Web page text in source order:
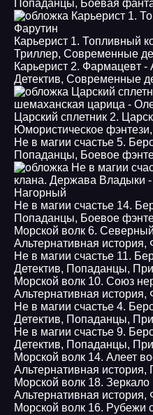
Попаданцы, Боевая
Карьерист 1. Топливный
Триллер, Современные
Карьерист 2. Фармацевт -
Детектив, Современные
Юмористическое фэнтези,
Попаданцы, Боевое
Попаданцы, Боевое
Морской волк 6.
Альтернативная история,
Детектив, Попаданцы,
Морской волк 10. Союз
Альтернативная история,
Детектив, Попаданцы,
Детектив, Попаданцы,
Морской волк 14. Алеет
Альтернативная история,
Морской волк 18.
Альтернативная история,
Морской волк 16. Рубежи